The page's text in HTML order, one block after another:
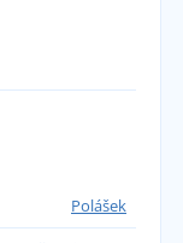
Polášek